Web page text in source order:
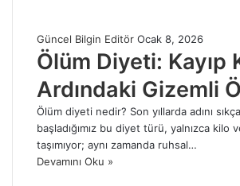
Güncel Bilgin Editör Ocak 8, 2026
Ölüm Diyeti: Kayıp
Ardındaki Gizemli
Ölüm diyeti nedir? Son yıllarda adını
başladığımız bu diyet türü, yalnızca kilo
taşımıyor; aynı zamanda ruhsal…
Devamını Oku »